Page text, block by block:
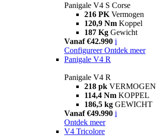
Panigale V4 S Corse
216 PK Vermogen
120,9 Nm Koppel
187 Kg Gewicht
Vanaf €42.990 i
Configureer Ontdek meer
Panigale V4 R
Panigale V4 R
218 pk VERMOGEN
114,4 Nm KOPPEL
186,5 kg GEWICHT
Vanaf €49.990 i
Ontdek meer
V4 Tricolore